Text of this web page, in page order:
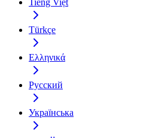
Tiếng Việt
Türkçe
Ελληνικά
Русский
Українська